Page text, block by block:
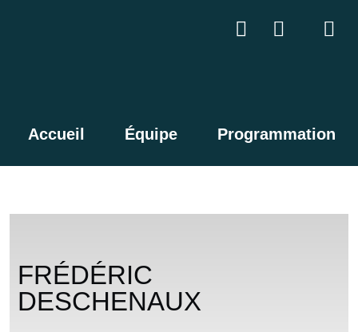
Accueil Équipe Programmation
FRÉDÉRIC
DESCHENAUX